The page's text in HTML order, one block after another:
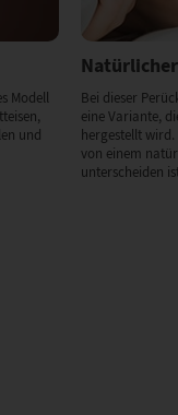
Modell
und
Bei dieser
eine Variante,
hergestellt
von einem
unterscheiden